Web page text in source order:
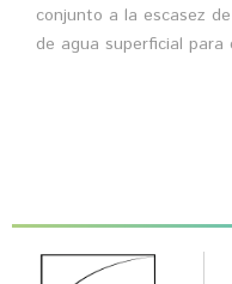
conjunto a la escasez
de agua superficial para